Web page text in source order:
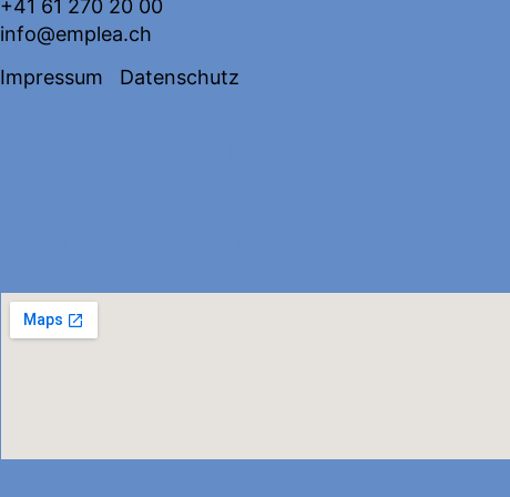
+41 61 270 20 00
info@emplea.ch
Impressum
Datenschutz